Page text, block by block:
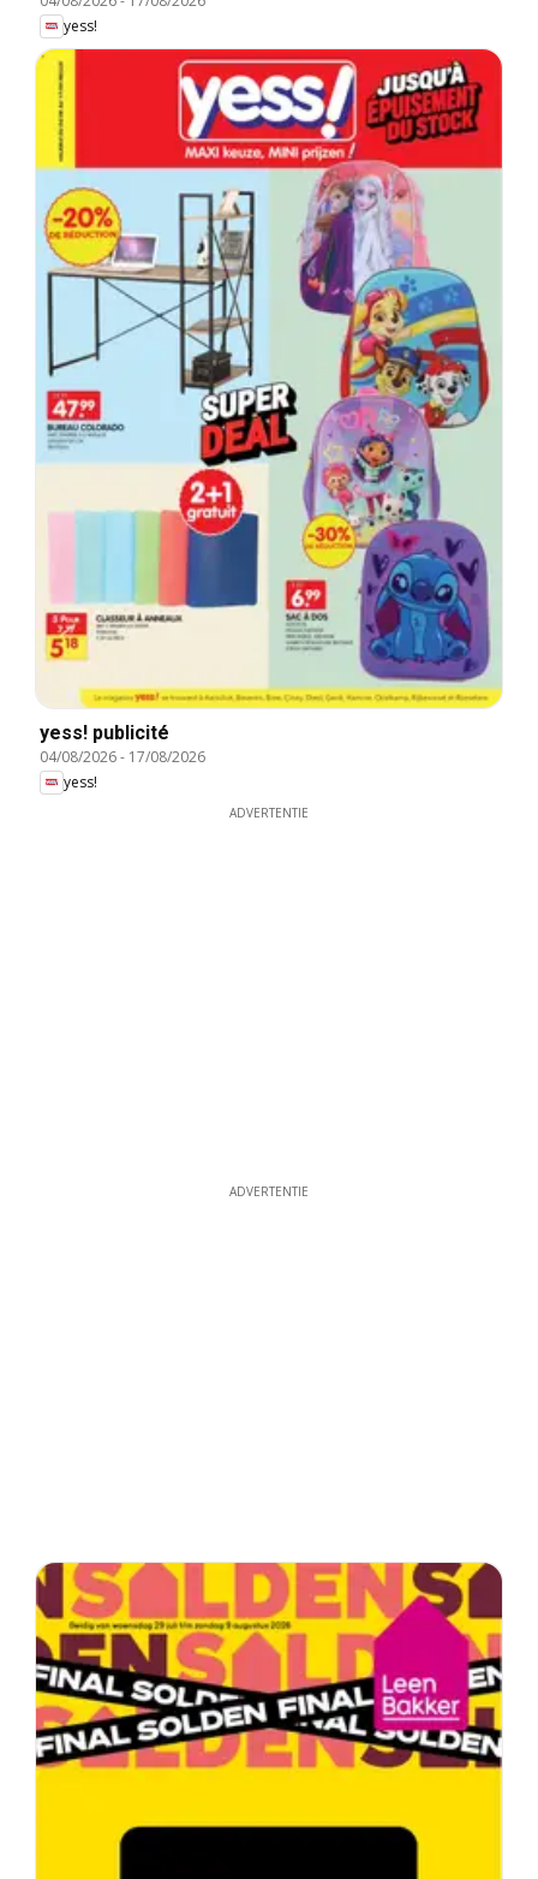
yess!
yess! publicité
04/08/2026- 17/08/2026
yess!
ADVERTENTIE
ADVERTENTIE